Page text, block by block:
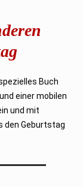
Buch
einer mobilen
und mit
den Geburtstag